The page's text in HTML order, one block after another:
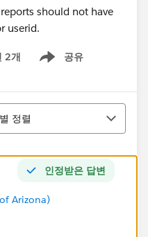
should not have
userid.
2개 공유
Show menu
정렬
인정받은 답변
Arizona)